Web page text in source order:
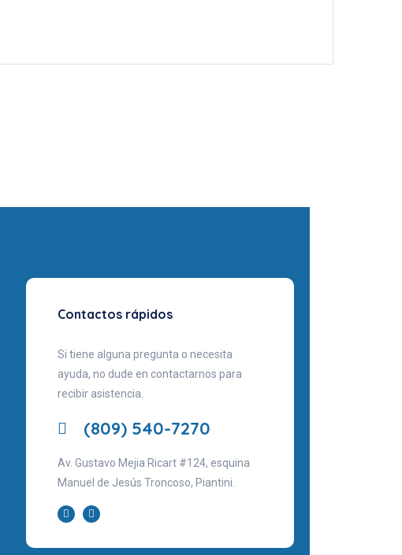
Contactos rápidos
Si tiene alguna pregunta o necesita
ayuda, no dude en contactarnos para
recibir asistencia.
(809) 540-7270
Av. Gustavo Mejia Ricart #124, esquina
Manuel de Jesús Troncoso, Piantini.